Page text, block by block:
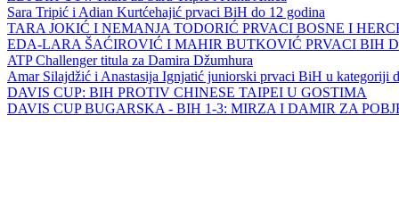
Sara Tripić i Adian Kurtćehajić prvaci BiH do 12 godina
TARA JOKIĆ I NEMANJA TODORIĆ PRVACI BOSNE I
EDA-LARA ŠAĆIROVIĆ I MAHIR BUTKOVIĆ PRVACI BIH
ATP Challenger titula za Damira Džumhura
Amar Silajdžić i Anastasija Ignjatić juniorski prvaci BiH u kategoriji
DAVIS CUP: BIH PROTIV CHINESE TAIPEI U GOSTIMA
DAVIS CUP BUGARSKA - BIH 1-3: MIRZA I DAMIR ZA